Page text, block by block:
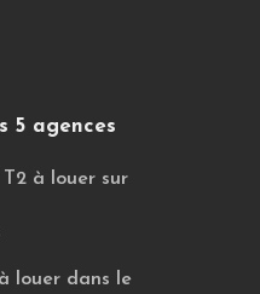
5 agences
à louer sur
louer dans le